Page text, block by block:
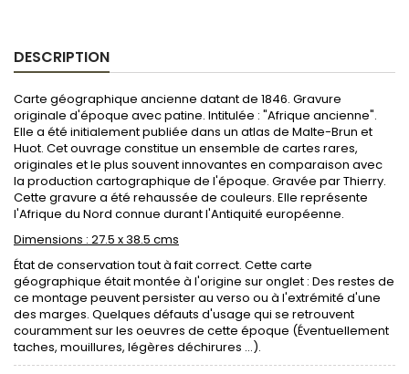
DESCRIPTION
Carte géographique ancienne datant de 1846. Gravure
originale d'époque avec patine. Intitulée : "Afrique ancienne".
Elle a été initialement publiée dans un atlas de Malte-Brun et
Huot. Cet ouvrage constitue un ensemble de cartes rares,
originales et le plus souvent innovantes en comparaison avec
la production cartographique de l'époque. Gravée par Thierry.
Cette gravure a été rehaussée de couleurs. Elle représente
l'Afrique du Nord connue durant l'Antiquité européenne.
Dimensions : 27.5 x 38.5 cms
État de conservation tout à fait correct. Cette carte
géographique était montée à l'origine sur onglet : Des restes de
ce montage peuvent persister au verso ou à l'extrémité d'une
des marges. Quelques défauts d'usage qui se retrouvent
couramment sur les oeuvres de cette époque (Éventuellement
taches, mouillures, légères déchirures ...).